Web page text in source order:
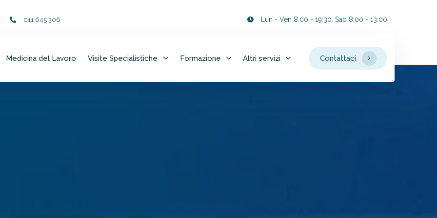
011 645 306 Lun - Ven 8:00 - 19:30. Sab 8:00 - 13:00
Medicina del Lavoro Visite Specialistiche Formazione Altri servizi Contattaci